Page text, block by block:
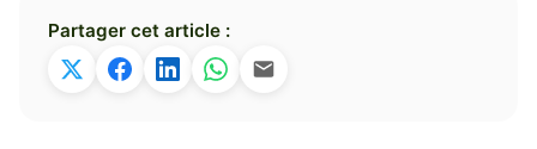
Partager cet article :